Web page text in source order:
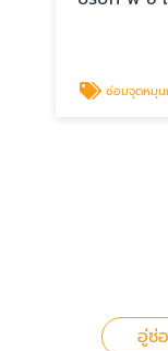
ซ่อมจุดหมุนหลวมทุกจุดข
อู่ซ่